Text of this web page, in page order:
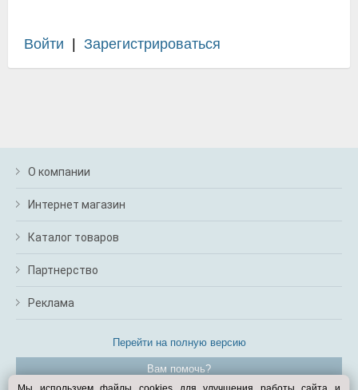
Войти Зарегистрироваться
О компании
Интернет магазин
Каталог товаров
Партнерство
Реклама
Перейти на полную версию
Вам помочь?